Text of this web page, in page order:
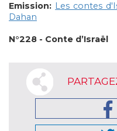
Emission: Les contes
Dahan
N°228 - Conte d’Israël